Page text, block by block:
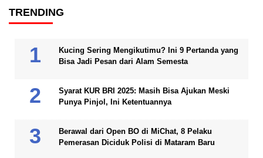
TRENDING
Kucing Sering Mengikutimu? Ini 9 Pertanda yang
Bisa Jadi Pesan dari Alam Semesta
Syarat KUR BRI 2025: Masih Bisa Ajukan Meski
Punya Pinjol, Ini Ketentuannya
Berawal dari Open BO di MiChat, 8 Pelaku
Pemerasan Diciduk Polisi di Mataram Baru